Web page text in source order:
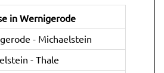
in Wernigerode
- Michaelstein
- Thale